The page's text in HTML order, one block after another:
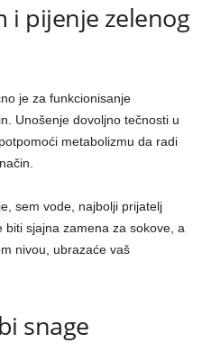
i pijenje zelenog
je za funkcionisanje
Unošenje dovoljno tečnosti u
metabolizmu da radi
sem vode, najbolji prijatelj
biti sjajna zamena za sokove, a
nivou, ubrazaće vaš
snage